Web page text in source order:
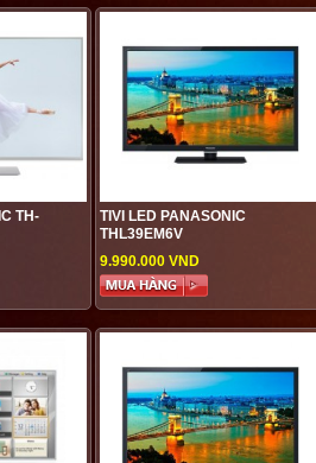
TH-
TIVI LED PANASONIC
THL39EM6V
9.990.000 VND